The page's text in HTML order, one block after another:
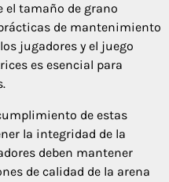
tamaño de grano
de mantenimiento
jugadores y el juego
es esencial para
de estas
la integridad de la
deben mantener
de calidad de la arena